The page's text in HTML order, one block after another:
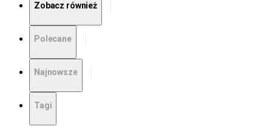
Zobacz również
Polecane
Najnowsze
Tagi